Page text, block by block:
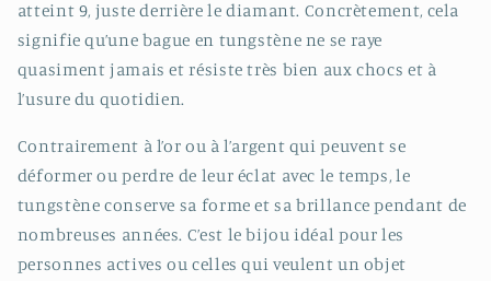
atteint 9, juste derrière le diamant. Concrètement, cela
signifie qu’une bague en tungstène ne se raye
quasiment jamais et résiste très bien aux chocs et à
l’usure du quotidien.
Contrairement à l’or ou à l’argent qui peuvent se
déformer ou perdre de leur éclat avec le temps, le
tungstène conserve sa forme et sa brillance pendant de
nombreuses années. C’est le bijou idéal pour les
personnes actives ou celles qui veulent un objet